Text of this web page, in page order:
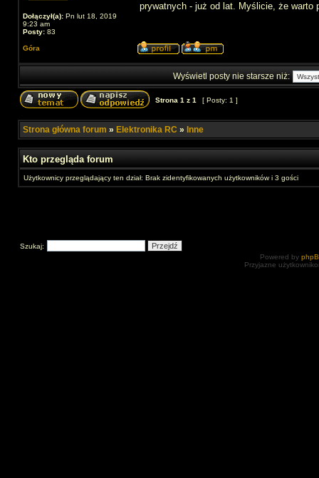
Dołączył(a): Pn lut 18, 2019
9:23 am
Posty: 83
prywatnych - już od lat. Myślicie, że warto
Góra
Wyświetl posty nie starsze niż:
Strona 1 z 1 [ Posty: 1 ]
Strona główna forum » Elektronika RC » Inne
Kto przegląda forum
Użytkownicy przeglądający ten dział: Brak zidentyfikowanych użytkowników i 3 gości
Szukaj:
Powered by
Przyjazne